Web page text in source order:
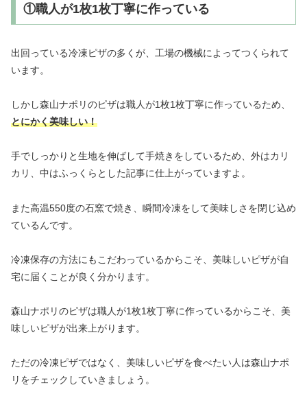
①職人が1枚1枚丁寧に作っている
出回っている冷凍ピザの多くが、工場の機械によってつくられて
います。
しかし森山ナポリのピザは職人が1枚1枚丁寧に作っているため、
とにかく美味しい！
手でしっかりと生地を伸ばして手焼きをしているため、外はカリ
カリ、中はふっくらとした記事に仕上がっていますよ。
また高温550度の石窯で焼き、瞬間冷凍をして美味しさを閉じ込め
ているんです。
冷凍保存の方法にもこだわっているからこそ、美味しいピザが自
宅に届くことが良く分かります。
森山ナポリのピザは職人が1枚1枚丁寧に作っているからこそ、美
味しいピザが出来上がります。
ただの冷凍ピザではなく、美味しいピザを食べたい人は森山ナポ
リをチェックしていきましょう。